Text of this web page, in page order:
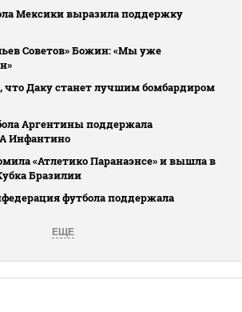
Мексики выразила поддержку
Советов» Божин: «Мы уже
что Даку станет лучшим бомбардиром
Аргентины поддержала
Инфантино
«Атлетико Паранаэнсе» и вышла в
Бразилии
футбола поддержала
ЕЩЕ